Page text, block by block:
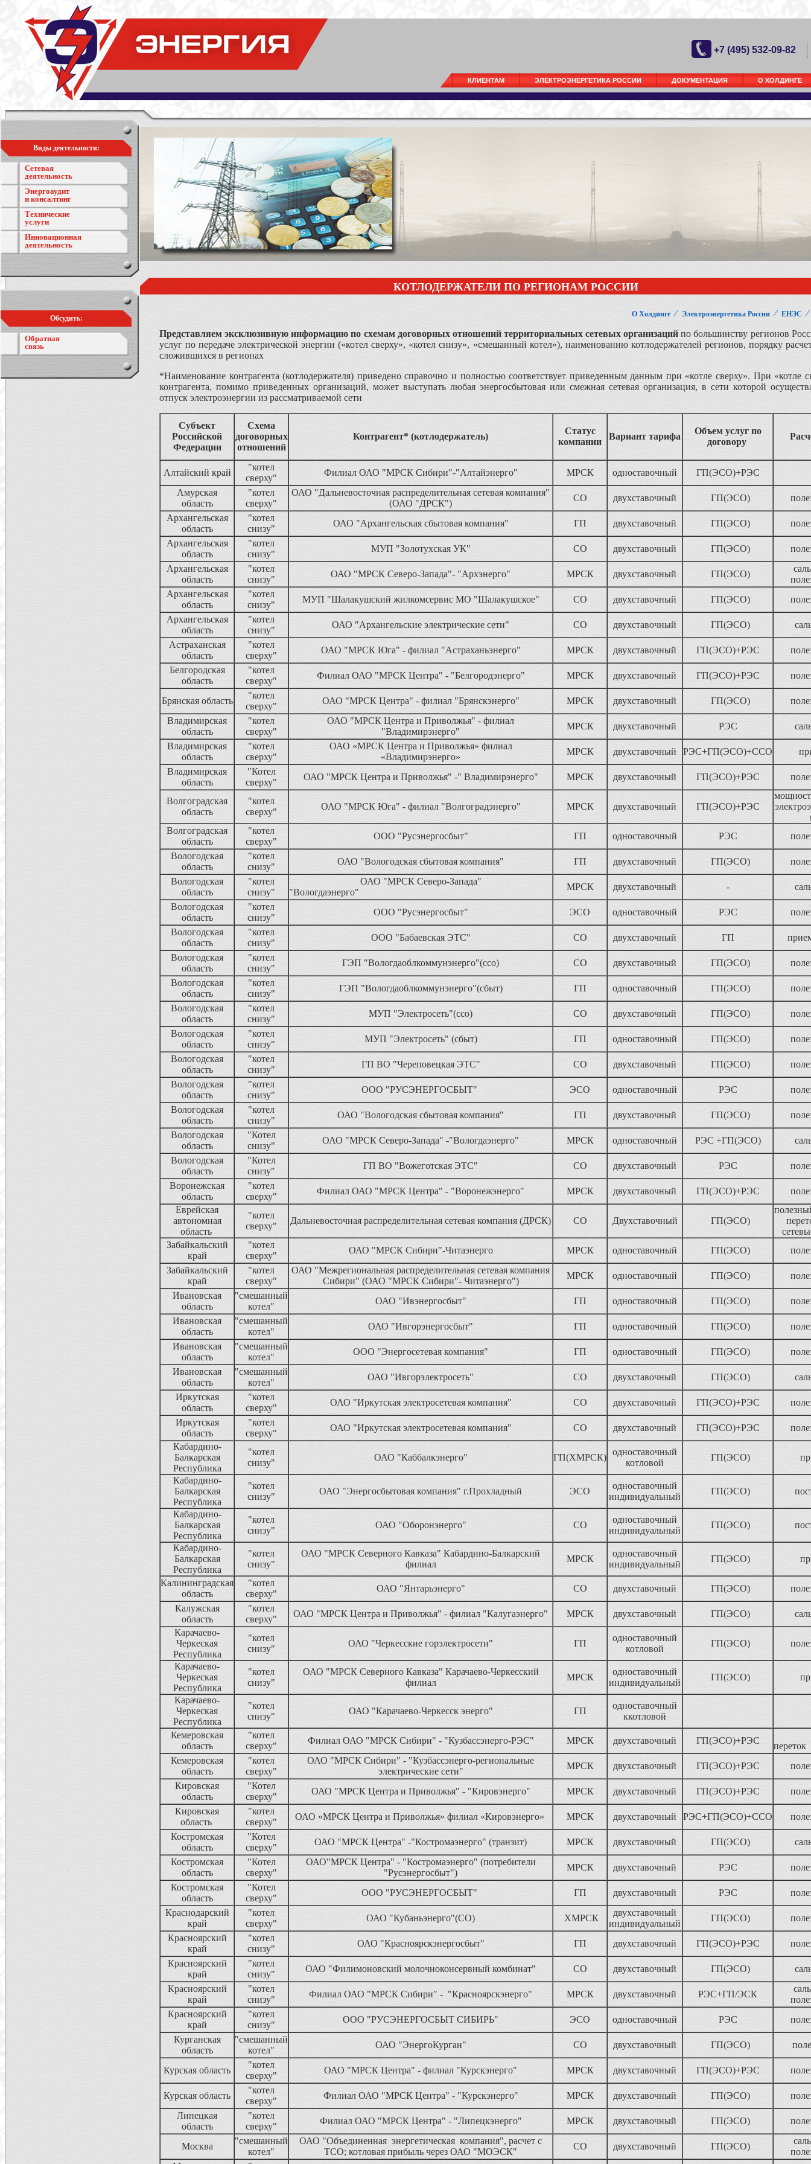
+7 (495) 532-09-82
КЛИЕНТАМ ЭЛЕКТРОЭНЕРГЕТИКА РОССИИ ДОКУМЕНТАЦИЯ О ХОЛДИНГЕ
Виды деятельности:
Сетевая
деятельность
Энергоаудит
и консалтинг
Технические
услуги
Инновационная
деятельность
Обсудить:
Обратная
связь
КОТЛОДЕРЖАТЕЛИ ПО РЕГИОНАМ РОССИИ
О Холдинге ⁄ Электроэнергетика России ⁄ ЕНЭС
Представляем эксклюзивную информацию по схемам договорных отношений территориальных сетевых организаций по большинству регионов
услуг по передаче электрической энергии («котел сверху», «котел снизу», «смешанный котел»), наименованию котлодержателей регионов, порядку
сложившихся в регионах
*Наименование контрагента (котлодержателя) приведено справочно и полностью соответствует приведенным данным при «котле сверху». При «котле
контрагента, помимо приведенных организаций, может выступать любая энергосбытовая или смежная сетевая организация, в сети которой
отпуск электроэнергии из рассматриваемой сети
Субъект
Российской
Федерации
Схема
договорных
отношений
Контрагент* (котлодержатель)
Статус
компании
Вариант тарифа
Объем услуг по
договору
Алтайский край
"котел
сверху"
Филиал ОАО "МРСК Сибири"-"Алтайэнерго" МРСК одноставочный
ГП(ЭСО)+РЭС
Амурская
область
"котел
сверху"
ОАО "Дальневосточная распределительная сетевая компания"
(ОАО "ДРСК")
СО двухставочный ГП(ЭСО)
Архангельская
область
"котел
снизу"
ОАО "Архангельская сбытовая компания" ГП двухставочный ГП(ЭСО)
Архангельская
область
"котел
снизу"
МУП "Золотухская УК" СО двухставочный ГП(ЭСО)
Архангельская
область
"котел
снизу"
ОАО "МРСК Северо-Запада"- "Архэнерго" МРСК двухставочный ГП(ЭСО)
Архангельская
область
"котел
снизу"
МУП "Шалакушский жилкомсервис МО "Шалакушское" СО двухставочный ГП(ЭСО)
Архангельская
область
"котел
снизу"
ОАО "Архангельские электрические сети" СО двухставочный ГП(ЭСО)
Астраханская
область
"котел
сверху"
ОАО "МРСК Юга" - филиал "Астраханьэнерго" МРСК двухставочный ГП(ЭСО)+РЭС
Белгородская
область
"котел
сверху"
Филиал ОАО "МРСК Центра" - "Белгородэнерго" МРСК двухставочный ГП(ЭСО)+РЭС
Брянская область
"котел
сверху"
ОАО "МРСК Центра" - филиал "Брянскэнерго" МРСК двухставочный ГП(ЭСО)
Владимирская
область
"котел
сверху"
ОАО "МРСК Центра и Приволжья" - филиал
"Владимирэнерго"
МРСК двухставочный РЭС
Владимирская
область
"котел
сверху"
ОАО «МРСК Центра и Приволжья» филиал
«Владимирэнерго»
МРСК двухставочный РЭС+ГП(ЭСО)+ССО
Владимирская
область
"Котел
сверху"
ОАО "МРСК Центра и Приволжья" -" Владимирэнерго" МРСК двухставочный ГП(ЭСО)+РЭС
Волгоградская
область
"котел
сверху"
ОАО "МРСК Юга" - филиал "Волгоградэнерго" МРСК двухставочный ГП(ЭСО)+РЭС
Волгоградская
область
"котел
сверху"
ООО "Русэнергосбыт" ГП одноставочный РЭС
Вологодская
область
"котел
снизу"
ОАО "Вологодская сбытовая компания" ГП двухставочный ГП(ЭСО)
Вологодская
область
"котел
снизу"
ОАО "МРСК Северо-Запада"
"Вологдаэнерго"
МРСК двухставочный -
Вологодская
область
"котел
снизу"
ООО "Русэнергосбыт" ЭСО одноставочный РЭС
Вологодская
область
"котел
снизу"
ООО "Бабаевская ЭТС" СО двухставочный ГП
Вологодская
область
"котел
снизу"
ГЭП "Вологдаоблкоммунэнерго"(cco) СО двухставочный ГП(ЭСО)
Вологодская
область
"котел
снизу"
ГЭП "Вологдаоблкоммунэнерго"(сбыт) ГП одноставочный ГП(ЭСО)
Вологодская
область
"котел
снизу"
МУП "Электросеть"(ссо) СО двухставочный ГП(ЭСО)
Вологодская
область
"котел
снизу"
МУП "Электросеть" (сбыт) ГП одноставочный ГП(ЭСО)
Вологодская
область
"котел
снизу"
ГП ВО "Череповецкая ЭТС" СО двухставочный ГП(ЭСО)
Вологодская
область
"котел
снизу"
ООО "РУСЭНЕРГОСБЫТ" ЭСО одноставочный РЭС
Вологодская
область
"котел
снизу"
ОАО "Вологодская сбытовая компания" ГП двухставочный ГП(ЭСО)
Вологодская
область
"Котел
снизу"
ОАО "МРСК Северо-Запада" -"Вологдаэнерго" МРСК одноставочный РЭС +ГП(ЭСО)
Вологодская
область
"Котел
снизу"
ГП ВО "Вожеготская ЭТС" СО двухставочный РЭС
Воронежская
область
"котел
сверху"
Филиал ОАО "МРСК Центра" - "Воронежэнерго" МРСК двухставочный ГП(ЭСО)+РЭС
Еврейская
автономная
область
"котел
сверху"
Дальневосточная распределительная сетевая компания (ДРСК) СО Двухставочный ГП(ЭСО)
Забайкальский
край
"котел
сверху"
ОАО "МРСК Сибири"-Читаэнерго МРСК одноставочный ГП(ЭСО)
Забайкальский
край
"котел
сверху"
ОАО "Межрегиональная распределительная сетевая компания
Сибири" (ОАО "МРСК Сибири"- Читаэнерго")
МРСК одноставочный ГП(ЭСО)
Ивановская
область
"смешанный
котел"
ОАО "Ивэнергосбыт" ГП одноставочный ГП(ЭСО)
Ивановская
область
"смешанный
котел"
ОАО "Ивгорэнергосбыт" ГП одноставочный ГП(ЭСО)
Ивановская
область
"смешанный
котел"
ООО "Энергосетевая компания" ГП одноставочный ГП(ЭСО)
Ивановская
область
"смешанный
котел"
ОАО "Ивгорэлектросеть" СО двухставочный ГП(ЭСО)
Иркутская
область
"котел
сверху"
ОАО "Иркутская электросетевая компания" СО двухставочный ГП(ЭСО)+РЭС
Иркутская
область
"котел
сверху"
ОАО "Иркутская электросетевая компания" СО двухставочный ГП(ЭСО)+РЭС
Кабардино-
Балкарская
Республика
"котел
снизу"
ОАО "Каббалкэнерго" ГП(ХМРСК)
одноставочный
котловой
ГП(ЭСО)
Кабардино-
Балкарская
Республика
"котел
снизу"
ОАО "Энергосбытовая компания" г.Прохладный ЭСО
одноставочный
индивидуальный
ГП(ЭСО)
Кабардино-
Балкарская
Республика
"котел
снизу"
ОАО "Оборонэнерго" СО
одноставочный
индивидуальный
ГП(ЭСО)
Кабардино-
Балкарская
Республика
"котел
снизу"
ОАО "МРСК Северного Кавказа" Кабардино-Балкарский
филиал
МРСК
одноставочный
индивидуальный
ГП(ЭСО)
Калининградская
область
"котел
сверху"
ОАО "Янтарьэнерго" СО двухставочный ГП(ЭСО)
Калужская
область
"котел
сверху"
ОАО "МРСК Центра и Приволжья" - филиал "Калугаэнерго" МРСК двухставочный ГП(ЭСО)
Карачаево-
Черкеская
Республика
"котел
снизу"
ОАО "Черкесские горэлектросети" ГП
одноставочный
котловой
ГП(ЭСО)
Карачаево-
Черкеская
Республика
"котел
снизу"
ОАО "МРСК Северного Кавказа" Карачаево-Черкесский
филиал
МРСК
одноставочный
индивидуальный
ГП(ЭСО)
Карачаево-
Черкеская
Республика
"котел
снизу"
ОАО "Карачаево-Черкесск энерго" ГП
одноставочный
ккотловой
Кемеровская
область
"котел
сверху"
Филиал ОАО "МРСК Сибири" - "Кузбассэнерго-РЭС" МРСК двухставочный ГП(ЭСО)+РЭС
Кемеровская
область
"котел
сверху"
ОАО "МРСК Сибири" - "Кузбассэнерго-региональные
электрические сети"
МРСК двухставочный ГП(ЭСО)+РЭС
Кировская
область
"Котел
сверху"
ОАО "МРСК Центра и Приволжья" - "Кировэнерго" МРСК двухставочный ГП(ЭСО)+РЭС
Кировская
область
"котел
сверху"
ОАО «МРСК Центра и Приволжья» филиал «Кировэнерго» МРСК двухставочный РЭС+ГП(ЭСО)+ССО
Костромская
область
"Котел
сверху"
ОАО "МРСК Центра" -"Костромаэнерго" (транзит) МРСК двухставочный ГП(ЭСО)
Костромская
область
"Котел
сверху"
ОАО"МРСК Центра" - "Костромаэнерго" (потребители
"Русэнергосбыт")
МРСК двухставочный РЭС
Костромская
область
"Котел
сверху"
ООО "РУСЭНЕРГОСБЫТ" ГП двухставочный РЭС
Краснодарский
край
"котел
сверху"
ОАО "Кубаньэнерго"(СО) ХМРСК
двухставочный
индивидуальный
ГП(ЭСО)
Красноярский
край
"котел
снизу"
ОАО "Красноярскэнергосбыт" ГП двухставочный ГП(ЭСО)+РЭС
Красноярский
край
"котел
снизу"
ОАО "Филимоновский молочноконсервный комбинат" СО двухставочный ГП(ЭСО)
Красноярский
край
"котел
снизу"
Филиал ОАО "МРСК Сибири" - "Красноярскэнерго" МРСК двухставочный РЭС+ГП/ЭСК
Красноярский
край
"котел
снизу"
ООО "РУСЭНЕРГОСБЫТ СИБИРЬ" ЭСО одноставочный РЭС
Курганская
область
"смешанный
котел"
ОАО "ЭнергоКурган" СО двухставочный ГП(ЭСО)
Курская область
"котел
сверху"
ОАО "МРСК Центра" - филиал "Курскэнерго" МРСК двухставочный ГП(ЭСО)+РЭС
Курская область
"котел
сверху"
Филиал ОАО "МРСК Центра" - "Курскэнерго" МРСК двухставочный ГП(ЭСО)
Липецкая
область
"котел
сверху"
Филиал ОАО "МРСК Центра" - "Липецкэнерго" МРСК двухставочный ГП(ЭСО)
Москва
"смешанный
котел"
ОАО "Объединенная энергетическая компания", расчет с
ТСО; котловая прибыль через ОАО "МОЭСК"
СО двухставочный ГП(ЭСО)